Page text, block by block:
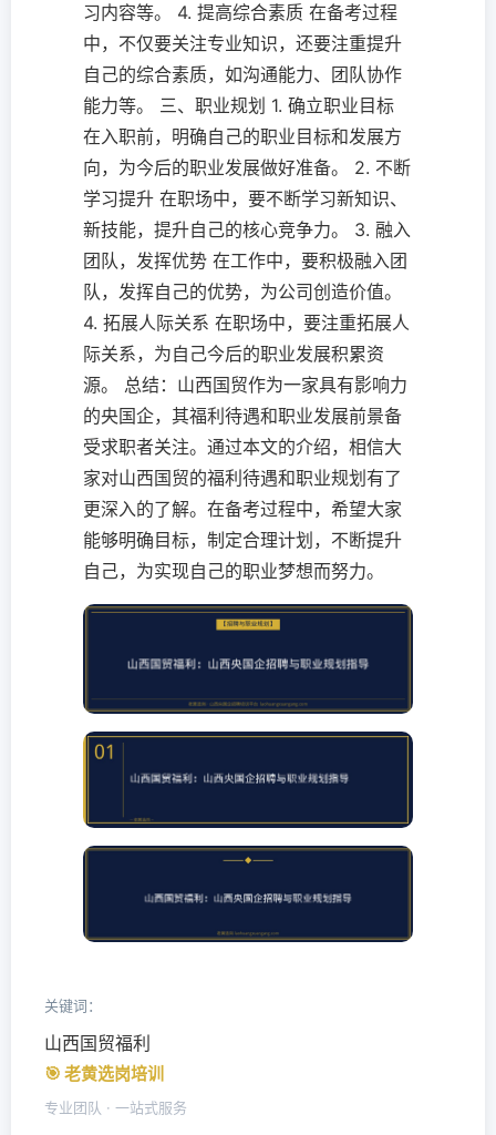
习内容等。 4. 提高综合素质 在备考过程
中，不仅要关注专业知识，还要注重提升
自己的综合素质，如沟通能力、团队协作
能力等。 三、职业规划 1. 确立职业目标
在入职前，明确自己的职业目标和发展方
向，为今后的职业发展做好准备。 2. 不断
学习提升 在职场中，要不断学习新知识、
新技能，提升自己的核心竞争力。 3. 融入
团队，发挥优势 在工作中，要积极融入团
队，发挥自己的优势，为公司创造价值。
4. 拓展人际关系 在职场中，要注重拓展人
际关系，为自己今后的职业发展积累资
源。 总结：山西国贸作为一家具有影响力
的央国企，其福利待遇和职业发展前景备
受求职者关注。通过本文的介绍，相信大
家对山西国贸的福利待遇和职业规划有了
更深入的了解。在备考过程中，希望大家
能够明确目标，制定合理计划，不断提升
自己，为实现自己的职业梦想而努力。
关键词：
山西国贸福利
🎯 老黄选岗培训
专业团队 · 一站式服务